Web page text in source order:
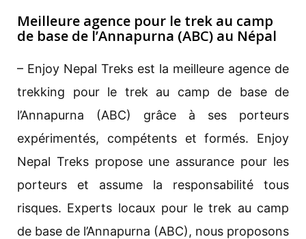
Meilleure agence pour le trek au camp
de base de l’Annapurna (ABC) au Népal
– Enjoy Nepal Treks est la meilleure agence de
trekking pour le trek au camp de base de
l’Annapurna (ABC) grâce à ses porteurs
expérimentés, compétents et formés. Enjoy
Nepal Treks propose une assurance pour les
porteurs et assume la responsabilité tous
risques. Experts locaux pour le trek au camp
de base de l’Annapurna (ABC), nous proposons